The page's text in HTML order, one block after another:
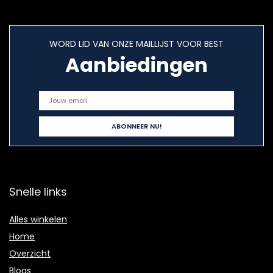
WORD LID VAN ONZE MAILLIJST VOOR BEST
Aanbiedingen
Snelle links
Alles winkelen
Home
Overzicht